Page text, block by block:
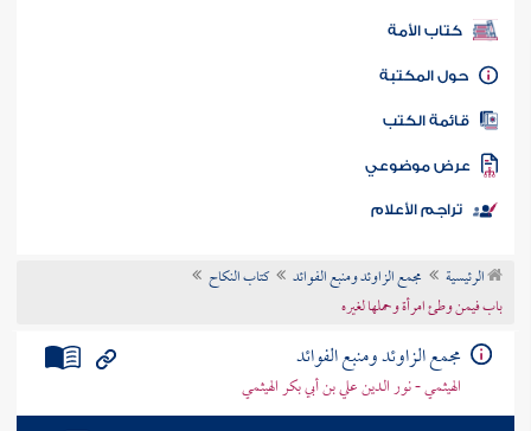
كتب PDF
كتاب الأمة
المكتبة
الكتب
موضوعي
تراجم الأعلام
الرئيسية مجمع الزاوئد ومنبع الفوائد
كتاب النكاح
باب فيمن وطئ امرأة وحملها لغيره
مجمع الزاوئد ومنبع الفوائد
الهيثمي - نور الدين علي بن أبي بكر الهيثمي